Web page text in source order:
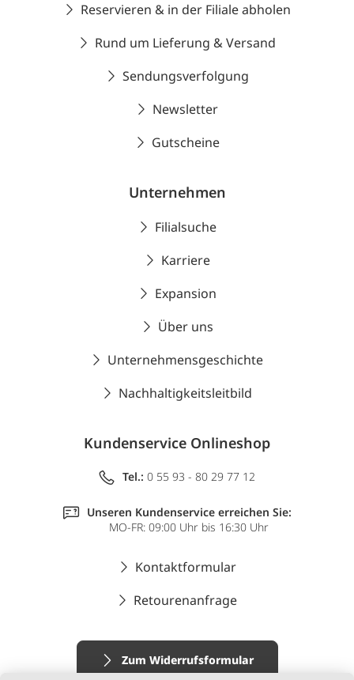
Reservieren & in der Filiale abholen
Rund um Lieferung & Versand
Sendungsverfolgung
Newsletter
Gutscheine
Unternehmen
Filialsuche
Karriere
Expansion
Über uns
Unternehmensgeschichte
Nachhaltigkeitsleitbild
Kundenservice Onlineshop
Tel.: 0 55 93 - 80 29 77 12
Unseren Kundenservice erreichen Sie:
MO-FR: 09:00 Uhr bis 16:30 Uhr
Kontaktformular
Retourenanfrage
Zum Widerrufsformular